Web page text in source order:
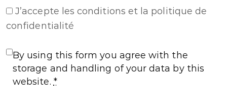
J’accepte les conditions et la politique de
confidentialité
By using this form you agree with the
storage and handling of your data by this
website. *